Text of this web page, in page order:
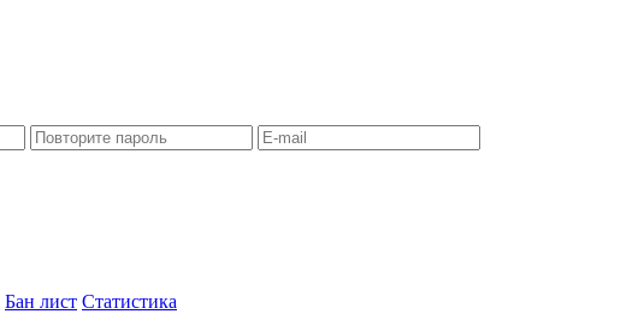
Бан лист Статистика